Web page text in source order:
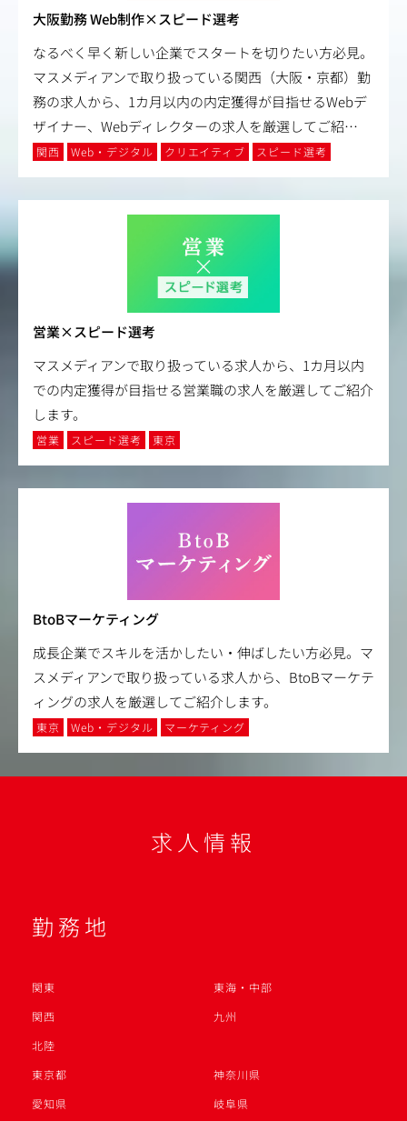
大阪勤務 Web制作×スピード選考
なるべく早く新しい企業でスタートを切りたい方必見。
マスメディアンで取り扱っている関西（大阪・京都）勤
務の求人から、1カ月以内の内定獲得が目指せるWebデ
ザイナー、Webディレクターの求人を厳選してご紹…
関西 Web・デジタル クリエイティブ スピード選考
営業×スピード選考
マスメディアンで取り扱っている求人から、1カ月以内
での内定獲得が目指せる営業職の求人を厳選してご紹介
します。
営業 スピード選考 東京
BtoBマーケティング
成長企業でスキルを活かしたい・伸ばしたい方必見。マ
スメディアンで取り扱っている求人から、BtoBマーケテ
ィングの求人を厳選してご紹介します。
東京 Web・デジタル マーケティング
求人情報
勤務地
関東
東海・中部
関西
九州
北陸
東京都
神奈川県
愛知県
岐阜県